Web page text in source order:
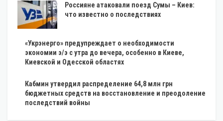
Россияне атаковали поезд Сумы – Киев:
что известно о последствиях
«Укрэнерго» предупреждает о необходимости
экономии э/э с утра до вечера, особенно в Киеве,
Киевской и Одесской областях
Кабмин утвердил распределение 64,8 млн грн
бюджетных средств на восстановление и преодоление
последствий войны